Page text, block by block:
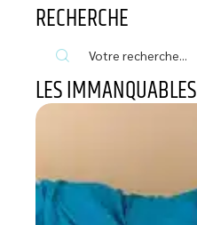
RECHERCHE
LES IMMANQUABLES